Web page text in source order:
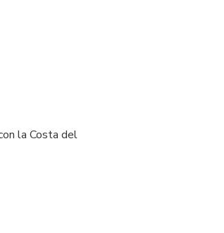
la Costa del